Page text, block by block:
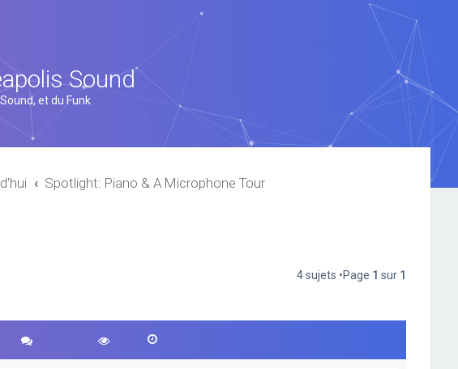
Sound
et du Funk
Spotlight: Piano & A Microphone Tour
4 sujets •Page 1 sur 1